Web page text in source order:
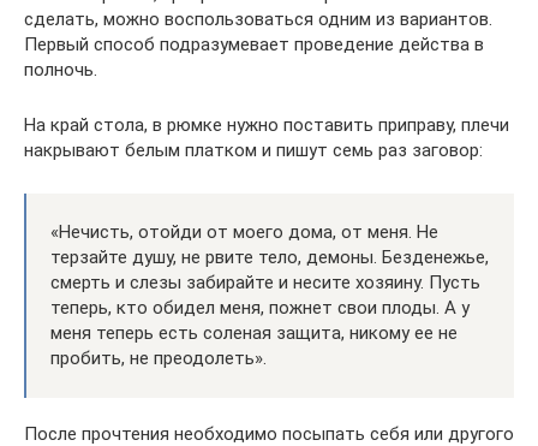
сделать, можно воспользоваться одним из вариантов.
Первый способ подразумевает проведение действа в
полночь.
На край стола, в рюмке нужно поставить приправу, плечи
накрывают белым платком и пишут семь раз заговор:
«Нечисть, отойди от моего дома, от меня. Не
терзайте душу, не рвите тело, демоны. Безденежье,
смерть и слезы забирайте и несите хозяину. Пусть
теперь, кто обидел меня, пожнет свои плоды. А у
меня теперь есть соленая защита, никому ее не
пробить, не преодолеть».
После прочтения необходимо посыпать себя или другого